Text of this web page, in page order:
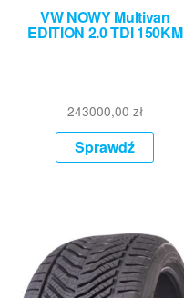
VW NOWY Multivan
EDITION 2.0 TDI 150KM
243000,00 zł
Sprawdź